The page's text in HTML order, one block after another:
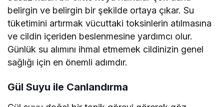
belirgin ve belirgin bir şekilde ortaya çıkar. Su
tüketimini artırmak vücuttaki toksinlerin atılmasına
ve cildin içeriden beslenmesine yardımcı olur.
Günlük su alımını ihmal etmemek cildinizin genel
sağlığı için en önemli adımdır.
Gül Suyu ile Canlandırma